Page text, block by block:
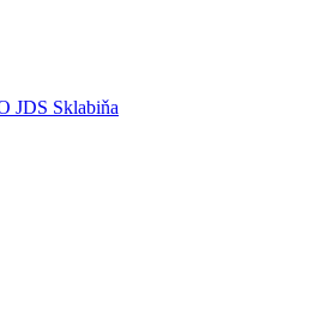
JDS Sklabiňa